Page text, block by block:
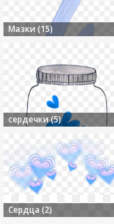
Мазки (15)
сердечки (5)
Сердца (2)